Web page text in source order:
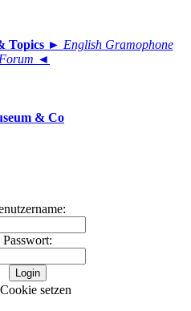
Topics► English Gramophone
Forum ◄
& Co
Passwort:
Cookie setzen